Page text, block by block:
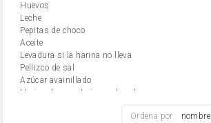
huevos
leche
Pepitas de choco
aceite
Levadura si la harina no lleva
Pellizco de sal
Azúcar avainillado
Harina de reposteria con levadura
Ordena por: nombre